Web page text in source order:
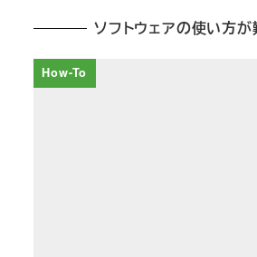
ソフトウェアの使い方
How-To